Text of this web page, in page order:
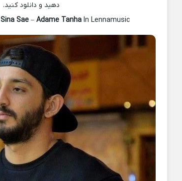
دهید و دانلود کنید.
Sina Sae– Adame TanhaIn Lennamusic